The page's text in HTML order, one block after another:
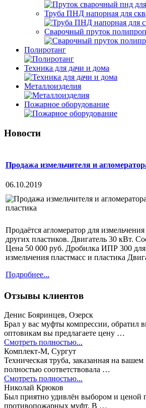
Труба ПНД напорная для
Сварочный пруток
Полиротанг
Техника для дачи и дома
Металлоизделия
Пожарное оборудование
Новости
Продажа измельчителя и
06.10.2019
Продаётся агломератор для
других пластиков. Двигатель 30 кВт.
Цена 50 000 руб. Дробилка ИПР 300 для
измельчения пластмасс и пластика
Подробнее...
Отзывы клиентов
Денис Бояринцев, Озерск
Брал у вас муфты компрессии, обратил
оптовикам вы предлагаете цену …
Смотреть полностью...
Комплект-М, Сургут
Техническая труба, заказанная на вашем
полностью соответствовала …
Смотреть полностью...
Николай Крюков
Был приятно удивлён выбором и ценой
противопожарных муфт. В …